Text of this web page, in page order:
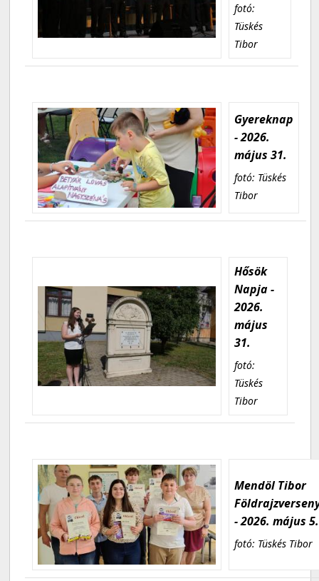
fotó:
Tüskés
Tibor
Gyereknap
- 2026.
május 31.
fotó: Tüskés
Tibor
Hősök
Napja -
2026.
május
31.
fotó:
Tüskés
Tibor
Mendöl Tibor
- 2026. május 5.
fotó: Tüskés Tibor